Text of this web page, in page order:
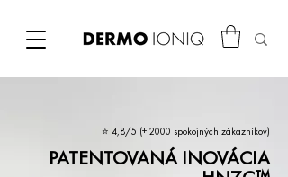
⭐ 4,8/5 (+ 2000 spokojných zákazníkov)
PATENTOVANÁ INOVÁCIA